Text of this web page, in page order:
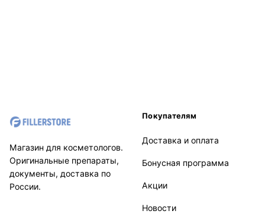
Магазин для косметологов.
Оригинальные препараты,
документы, доставка по
России.
Покупателям
Доставка и оплата
Бонусная программа
Акции
Новости